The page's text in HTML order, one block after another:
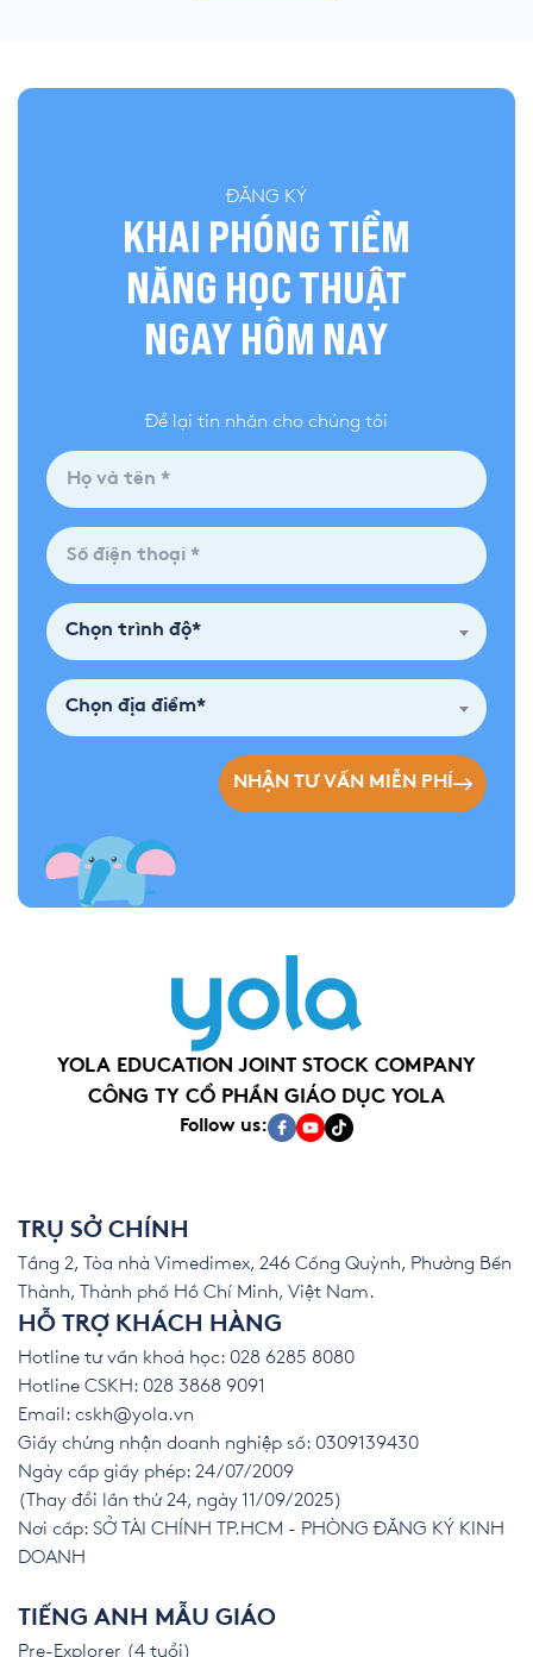
ĐĂNG KÝ
KHAI PHÓNG TIỀM
NĂNG HỌC THUẬT
NGAY HÔM NAY
Để lại tin nhắn cho chúng tôi
Chọn trình độ*
Chọn địa điểm*
NHẬN TƯ VẤN MIỄN PHÍ
YOLA EDUCATION JOINT STOCK COMPANY
CÔNG TY CỔ PHẦN GIÁO DỤC YOLA
Follow us:
TRỤ SỞ CHÍNH
Tầng 2, Tòa nhà Vimedimex, 246 Cống Quỳnh, Phường Bến
Thành, Thành phố Hồ Chí Minh, Việt Nam.
HỖ TRỢ KHÁCH HÀNG
Hotline tư vấn khoá học: 028 6285 8080
Hotline CSKH: 028 3868 9091
Email: cskh@yola.vn
Giấy chứng nhận doanh nghiệp số: 0309139430
Ngày cấp giấy phép: 24/07/2009
(Thay đổi lần thứ 24, ngày 11/09/2025)
Nơi cấp: SỞ TÀI CHÍNH TP.HCM - PHÒNG ĐĂNG KÝ KINH
DOANH
TIẾNG ANH MẪU GIÁO
Pre-Explorer (4 tuổi)